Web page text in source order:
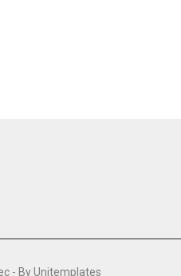
- ByUnitemplates